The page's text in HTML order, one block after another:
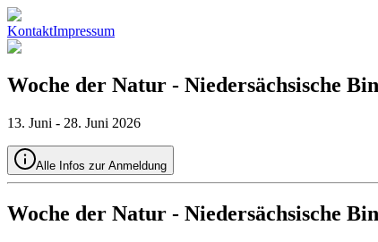
KontaktImpressum
Woche der Natur - Niedersächsische
13. Juni - 28. Juni 2026
Alle Infos zur Anmeldung
Woche der Natur - Niedersächsische